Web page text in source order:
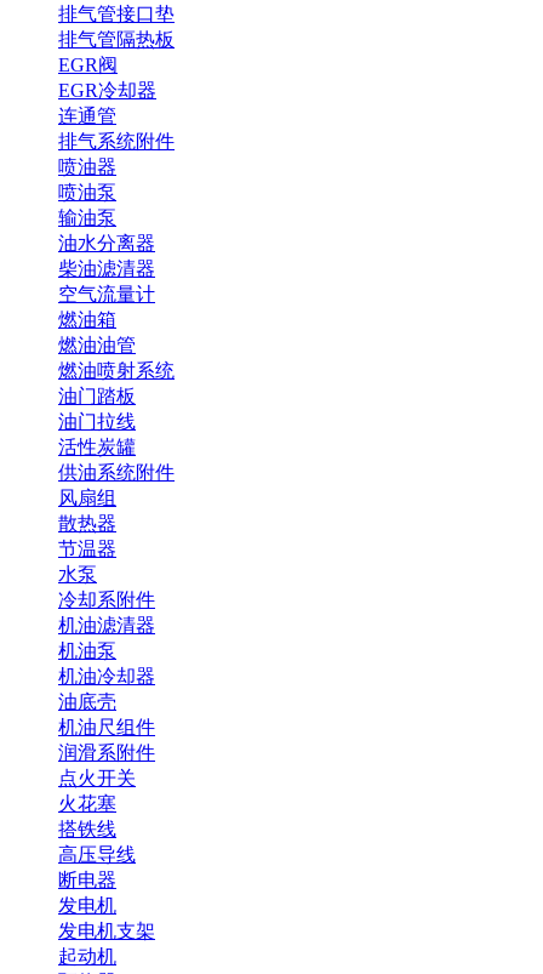
排气管接口垫
排气管隔热板
EGR阀
EGR冷却器
连通管
排气系统附件
喷油器
喷油泵
输油泵
油水分离器
柴油滤清器
空气流量计
燃油箱
燃油油管
燃油喷射系统
油门踏板
油门拉线
活性炭罐
供油系统附件
风扇组
散热器
节温器
水泵
冷却系附件
机油滤清器
机油泵
机油冷却器
油底壳
机油尺组件
润滑系附件
点火开关
火花塞
搭铁线
高压导线
断电器
发电机
发电机支架
起动机